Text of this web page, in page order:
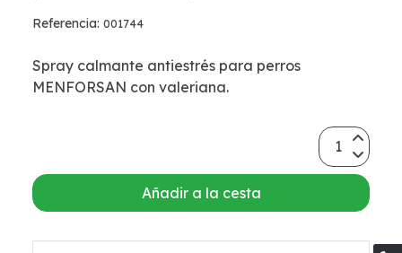
Referencia: 001744
Spray calmante antiestrés para perros
MENFORSAN con valeriana.
Añadir a la cesta